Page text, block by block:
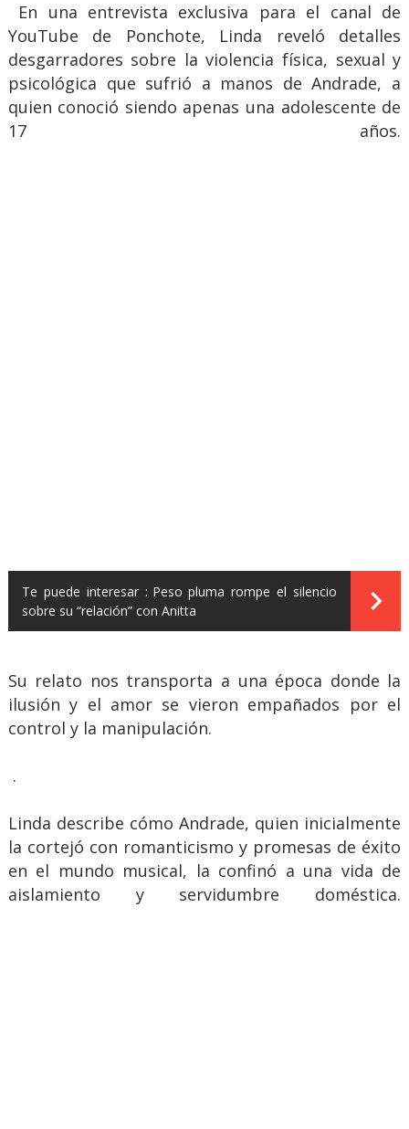
En una entrevista exclusiva para el canal de
YouTube de Ponchote, Linda reveló detalles
desgarradores sobre la violencia física, sexual y
psicológica que sufrió a manos de Andrade, a
quien conoció siendo apenas una adolescente de
17 años.
Te puede interesar : Peso pluma rompe el silencio
sobre su “relación” con Anitta
Su relato nos transporta a una época donde la
ilusión y el amor se vieron empañados por el
control y la manipulación.
.
Linda describe cómo Andrade, quien inicialmente
la cortejó con romanticismo y promesas de éxito
en el mundo musical, la confinó a una vida de
aislamiento y servidumbre doméstica.